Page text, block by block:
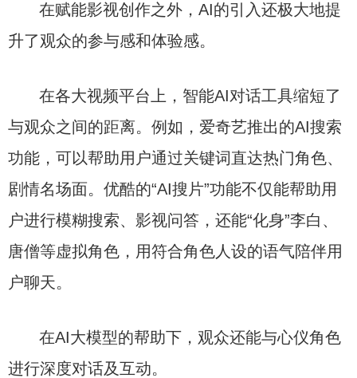
在赋能影视创作之外，AI的引入还极大地提
升了观众的参与感和体验感。
在各大视频平台上，智能AI对话工具缩短了
与观众之间的距离。例如，爱奇艺推出的AI搜索
功能，可以帮助用户通过关键词直达热门角色、
剧情名场面。优酷的“AI搜片”功能不仅能帮助用
户进行模糊搜索、影视问答，还能“化身”李白、
唐僧等虚拟角色，用符合角色人设的语气陪伴用
户聊天。
在AI大模型的帮助下，观众还能与心仪角色
进行深度对话及互动。